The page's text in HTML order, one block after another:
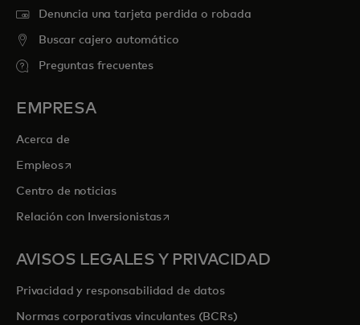
Denuncia una tarjeta perdida o robada
Buscar cajero automático
Preguntas frecuentes
EMPRESA
Acerca de
Empleosse abre en una pestaña nueva
Centro de noticias
Relación con Inversionistasse abre en una pestaña nueva
AVISOS LEGALES Y PRIVACIDAD
Privacidad y responsabilidad de datos
Normas corporativas vinculantes (BCRs)